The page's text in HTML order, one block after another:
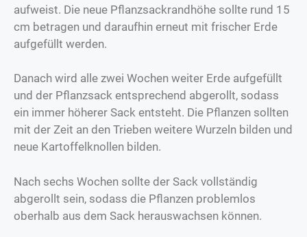
aufweist. Die neue Pflanzsackrandhöhe sollte rund 15
cm betragen und daraufhin erneut mit frischer Erde
aufgefüllt werden.
Danach wird alle zwei Wochen weiter Erde aufgefüllt
und der Pflanzsack entsprechend abgerollt, sodass
ein immer höherer Sack entsteht. Die Pflanzen sollten
mit der Zeit an den Trieben weitere Wurzeln bilden und
neue Kartoffelknollen bilden.
Nach sechs Wochen sollte der Sack vollständig
abgerollt sein, sodass die Pflanzen problemlos
oberhalb aus dem Sack herauswachsen können.